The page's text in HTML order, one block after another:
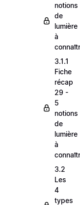
notions
de
lumière
à
3.1.1
Fiche
récap
29 -
5
notions
de
lumière
à
3.2
Les
4
types